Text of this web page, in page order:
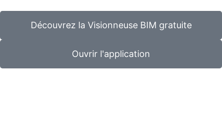
Découvrez la Visionneuse BIM gratuite
Ouvrir l'application